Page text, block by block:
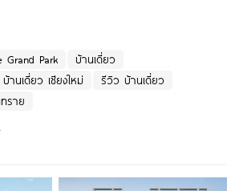
Grand Park
บ้านเดี่ยว
บ้านเดี่ยว เชียงใหม่
รีวิว บ้านเดี่ยว
ราย